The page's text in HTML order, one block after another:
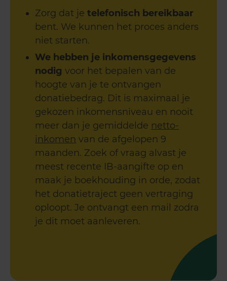
Zorg dat jetelefonisch bereikbaar
bent. We kunnen het proces anders
niet starten.
We hebben je inkomensgegevens
nodig voor het bepalen van de
hoogte van je te ontvangen
donatiebedrag. Dit is maximaal je
gekozen inkomensniveau en nooit
meer dan je gemiddelde netto-
inkomen van de afgelopen 9
maanden. Zoek of vraag alvast je
meest recente IB-aangifte op en
maak je boekhouding in orde, zodat
het donatietraject geen vertraging
oploopt. Je ontvangt een mail zodra
je dit moet aanleveren.